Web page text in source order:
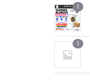
1
1